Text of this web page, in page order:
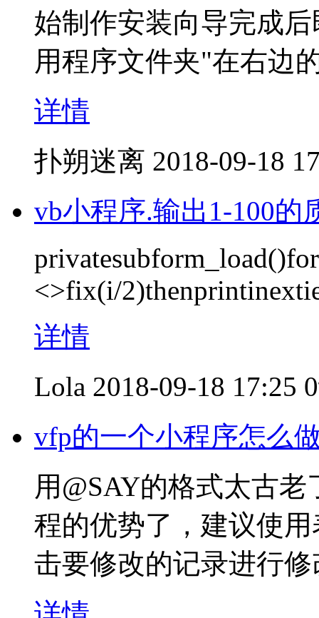
始制作安装向导完成
用程序文件夹"在右边
详情
扑朔迷离 2018-09-18
vb小程序.输出1-100的
<>fix(i/
详情
Lola 2018-09-18 17:25
vfp的一个小程序怎么
用@SAY的格式太古
程的优势了，建议使
击要修改的记录进行修